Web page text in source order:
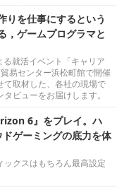
りを仕事にするという
，ゲームプログラマと
就活イベント「キャリア
易センター浜松町館で開催
て取材した、各社の現場で
ビューをお届けします。
6』をプレイ。ハ
ゲーミングの底力を体
クスはもちろん最高設定